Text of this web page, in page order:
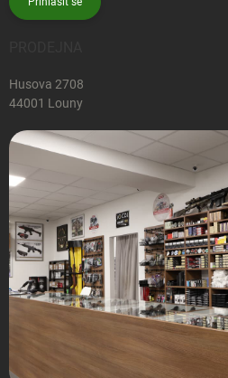
Husova 2708
44001 Louny